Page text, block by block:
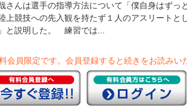
さんは選手の指導方法について「僕自身はずっ
上競技への先入観を持たず１人のアスリートと
と説明した。 練習では...
会員限定です。 会員登録すると続きをお読みい